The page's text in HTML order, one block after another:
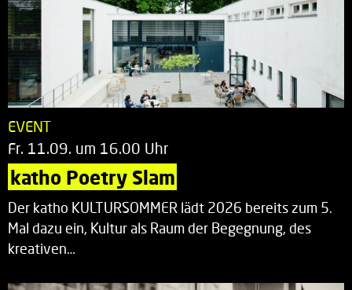
EVENT
Fr. 11.09. um 16.00 Uhr
katho Poetry Slam
Der katho KULTURSOMMER lädt 2026 bereits zum 5.
Mal dazu ein, Kultur als Raum der Begegnung, des
kreativen…